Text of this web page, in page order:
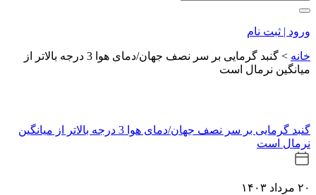
ورود | ثبت نام
خانه >
گنبد گرمایی بر سر نصف جهان/دمای هوا 3 درجه بالاتر از
میانگین نرمال است
گنبد گرمایی بر سر نصف جهان/دمای هوا 3 درجه بالاتر از میانگین
نرمال است
۲۰ مرداد ۱۴۰۳